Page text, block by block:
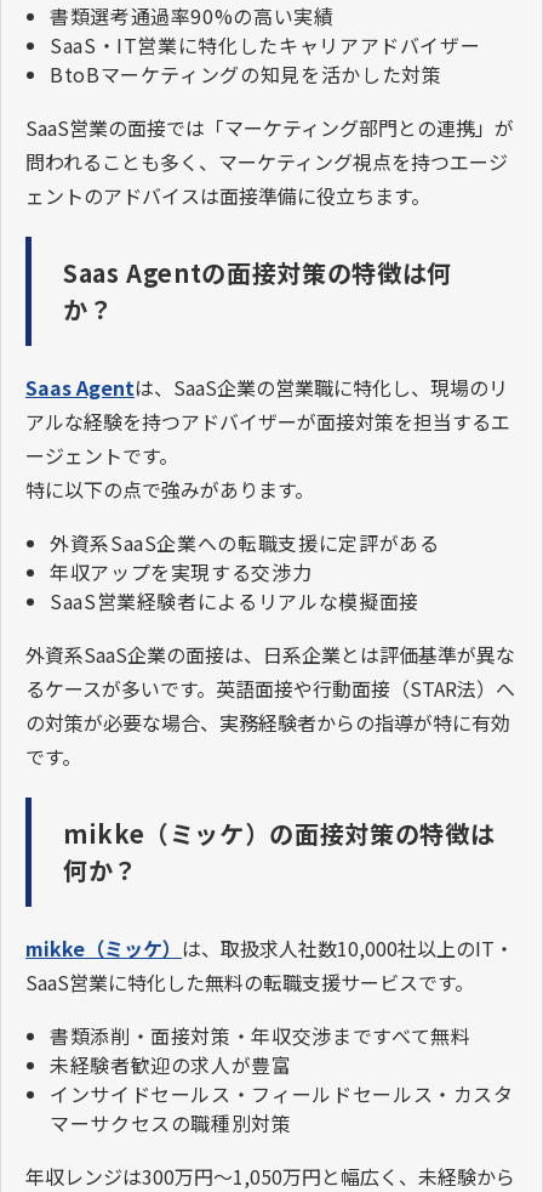
書類選考通過率90%の高い実績
SaaS・IT営業に特化したキャリアアドバイザー
BtoBマーケティングの知見を活かした対策
SaaS営業の面接では「マーケティング部門との連携」が
問われることも多く、マーケティング視点を持つエージ
ェントのアドバイスは面接準備に役立ちます。
Saas Agentの面接対策の特徴は何
か？
Saas Agentは、SaaS企業の営業職に特化し、現場のリ
アルな経験を持つアドバイザーが面接対策を担当するエ
ージェントです。
特に以下の点で強みがあります。
外資系SaaS企業への転職支援に定評がある
年収アップを実現する交渉力
SaaS営業経験者によるリアルな模擬面接
外資系SaaS企業の面接は、日系企業とは評価基準が異な
るケースが多いです。英語面接や行動面接（STAR法）へ
の対策が必要な場合、実務経験者からの指導が特に有効
です。
mikke（ミッケ）の面接対策の特徴は
何か？
mikke（ミッケ） は、取扱求人社数10,000社以上のIT・
SaaS営業に特化した無料の転職支援サービスです。
書類添削・面接対策・年収交渉まですべて無料
未経験者歓迎の求人が豊富
インサイドセールス・フィールドセールス・カスタ
マーサクセスの職種別対策
年収レンジは300万円〜1,050万円と幅広く、未経験から